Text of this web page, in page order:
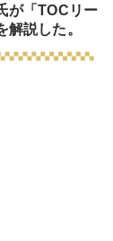
が「TOCリー
説した。